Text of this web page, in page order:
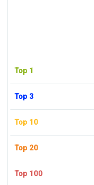
Top 1
Top 3
Top 10
Top 20
Top 100